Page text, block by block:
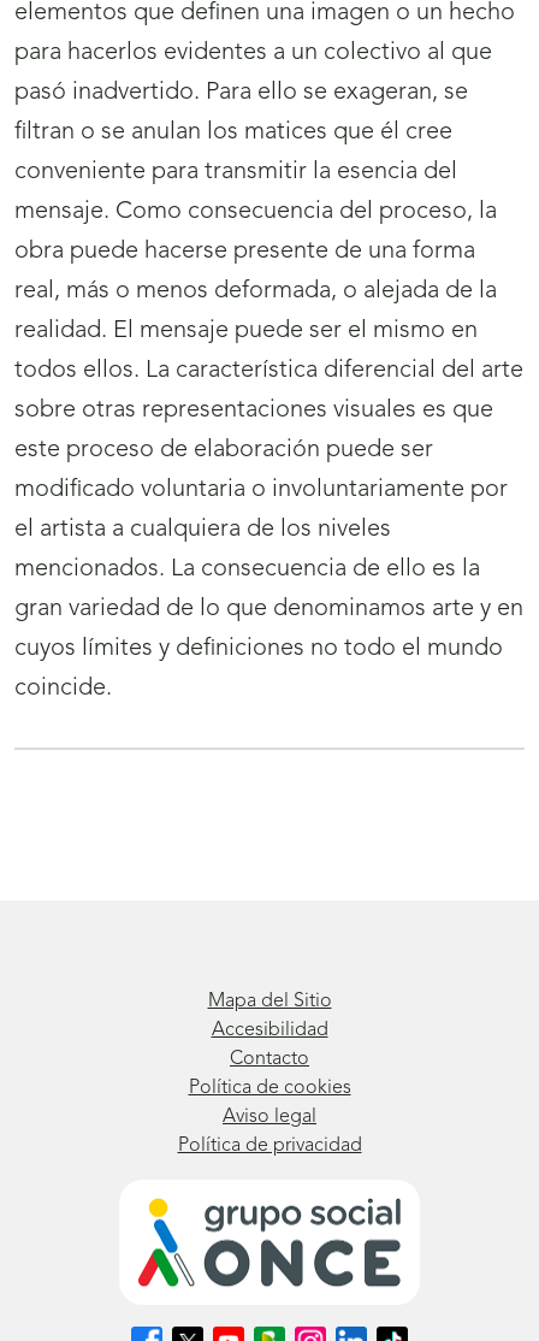
elementos que definen una imagen o un hecho
para hacerlos evidentes a un colectivo al que
pasó inadvertido. Para ello se exageran, se
filtran o se anulan los matices que él cree
conveniente para transmitir la esencia del
mensaje. Como consecuencia del proceso, la
obra puede hacerse presente de una forma
real, más o menos deformada, o alejada de la
realidad. El mensaje puede ser el mismo en
todos ellos. La característica diferencial del arte
sobre otras representaciones visuales es que
este proceso de elaboración puede ser
modificado voluntaria o involuntariamente por
el artista a cualquiera de los niveles
mencionados. La consecuencia de ello es la
gran variedad de lo que denominamos arte y en
cuyos límites y definiciones no todo el mundo
coincide.
Mapa del Sitio
Accesibilidad
Contacto
Política de cookies
Aviso legal
Política de privacidad
SíguenosSíguenosSíguenosSíguenosSíguenosSíguenosSíguenos